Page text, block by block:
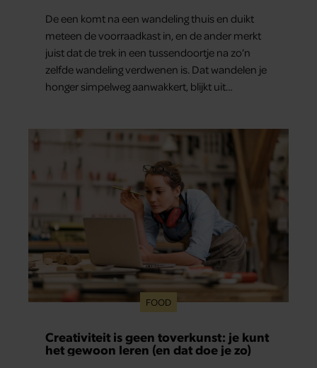
De een komt na een wandeling thuis en duikt
meteen de voorraadkast in, en de ander merkt
juist dat de trek in een tussendoortje na zo’n
zelfde wandeling verdwenen is. Dat wandelen je
honger simpelweg aanwakkert, blijkt uit
FOOD
Creativiteit is geen toverkunst: je kunt
het gewoon leren (en dat doe je zo)